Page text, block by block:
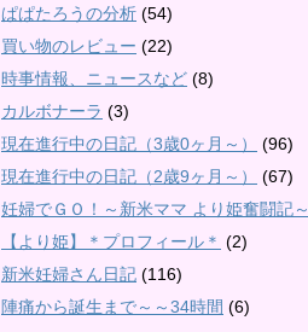
ぱぱたろうの分析 (54)
買い物のレビュー (22)
時事情報、ニュースなど (8)
カルボナーラ (3)
現在進行中の日記（3歳0ヶ月～）
(96)
現在進行中の日記（2歳9ヶ月～）
(67)
妊婦でＧＯ！～新米ママ より姫奮闘記～
【より姫】＊プロフィール＊ (2)
新米妊婦さん日記 (116)
陣痛から誕生まで～～34時間 (6)